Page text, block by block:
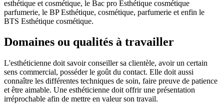
esthétique et cosmétique, le Bac pro Esthétique cosmétique
parfumerie, le BP Esthétique, cosmétique, parfumerie et enfin le
BTS Esthétique cosmétique.
Domaines ou qualités à travailler
L'esthéticienne doit savoir conseiller sa clientèle, avoir un certain
sens commercial, posséder le goût du contact. Elle doit aussi
connaître les différentes techniques de soin, faire preuve de patience
et être aimable. Une esthéticienne doit offrir une présentation
irréprochable afin de mettre en valeur son travail.